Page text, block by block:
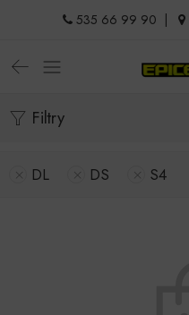
535 66 99 90
Filtry
DL DS S4